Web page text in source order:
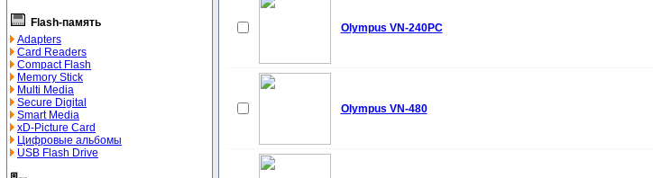
Flash-память
Adapters
Card Readers
Compact Flash
Memory Stick
Multi Media
Secure Digital
Smart Media
xD-Picture Card
Цифровые альбомы
USB Flash Drive
Olympus VN-240PC
Olympus VN-480